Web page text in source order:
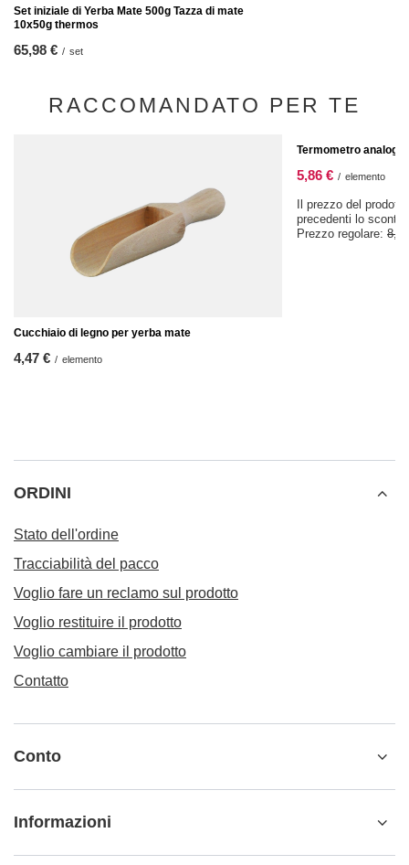
Set iniziale di Yerba Mate 500g Tazza di mate
10x50g thermos
65,98 € / set
RACCOMANDATO PER TE
Cucchiaio di legno per yerba mate
4,47 € / elemento
Termometro
5,86 € / elemento
Il prezzo del
precedenti lo
Prezzo regolare:
ORDINI
Stato dell'ordine
Tracciabilità del pacco
Voglio fare un reclamo sul prodotto
Voglio restituire il prodotto
Voglio cambiare il prodotto
Contatto
Conto
Informazioni